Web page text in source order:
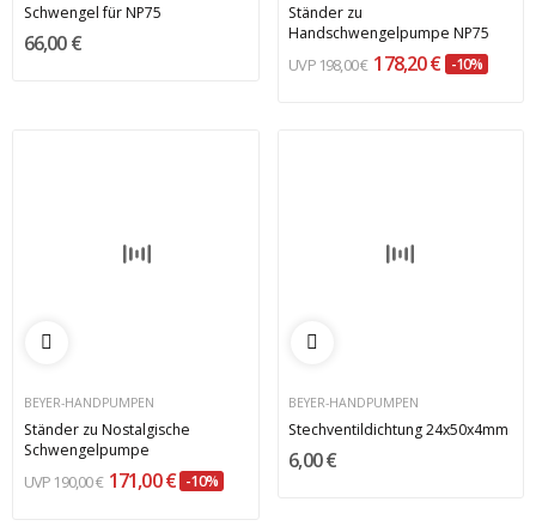
Schwengel für NP75
66,00 €
Ständer zu
Handschwengelpumpe NP75
198,00 € 178,20 € -10%
BEYER-HANDPUMPEN
Ständer zu Nostalgische
Schwengelpumpe
190,00 € 171,00 € -10%
BEYER-HANDPUMPEN
Stechventildichtung 24x50x4mm
6,00 €